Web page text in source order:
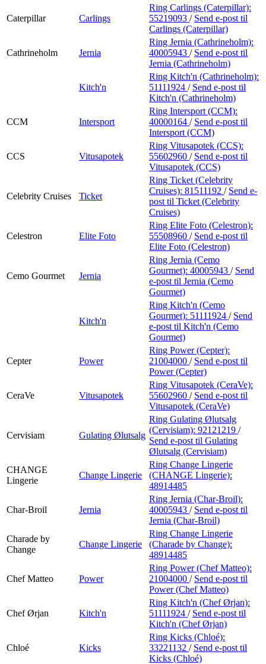
Caterpillar Carlings
Ring Carlings (Caterpillar):
55219093 / Send e-post til
Carlings (Caterpillar)
Cathrineholm Jernia
Ring Jernia (Cathrineholm):
40005943 / Send e-post til
Jernia (Cathrineholm)
Kitch'n
Ring Kitch'n (Cathrineholm):
51111924 / Send e-post til
Kitch'n (Cathrineholm)
CCM Intersport
Ring Intersport (CCM):
40000164 / Send e-post til
Intersport (CCM)
CCS Vitusapotek
Ring Vitusapotek (CCS):
55602960 / Send e-post til
Vitusapotek (CCS)
Celebrity Cruises Ticket
Ring Ticket (Celebrity
Cruises): 81511192 / Send e-
post til Ticket (Celebrity
Cruises)
Celestron Elite Foto
Ring Elite Foto (Celestron):
55508960 / Send e-post til
Elite Foto (Celestron)
Cemo Gourmet Jernia
Ring Jernia (Cemo
Gourmet): 40005943 / Send
e-post til Jernia (Cemo
Gourmet)
Kitch'n
Ring Kitch'n (Cemo
Gourmet): 51111924 / Send
e-post til Kitch'n (Cemo
Gourmet)
Cepter Power
Ring Power (Cepter):
21004000 / Send e-post til
Power (Cepter)
CeraVe Vitusapotek
Ring Vitusapotek (CeraVe):
55602960 / Send e-post til
Vitusapotek (CeraVe)
Cervisiam Gulating Ølutsalg
Ring Gulating Ølutsalg
(Cervisiam): 92121219 /
Send e-post til Gulating
Ølutsalg (Cervisiam)
CHANGE
Lingerie
Change Lingerie
Ring Change Lingerie
(CHANGE Lingerie):
48914485
Char-Broil Jernia
Ring Jernia (Char-Broil):
40005943 / Send e-post til
Jernia (Char-Broil)
Charade by
Change
Change Lingerie
Ring Change Lingerie
(Charade by Change):
48914485
Chef Matteo Power
Ring Power (Chef Matteo):
21004000 / Send e-post til
Power (Chef Matteo)
Chef Ørjan Kitch'n
Ring Kitch'n (Chef Ørjan):
51111924 / Send e-post til
Kitch'n (Chef Ørjan)
Chloé Kicks
Ring Kicks (Chloé):
33221132 / Send e-post til
Kicks (Chloé)